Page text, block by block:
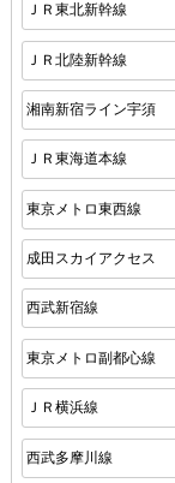
ＪＲ東北新幹線
ＪＲ北陸新幹線
湘南新宿ライン宇須
ＪＲ東海道本線
東京メトロ東西線
成田スカイアクセス
西武新宿線
東京メトロ副都心線
ＪＲ横浜線
西武多摩川線